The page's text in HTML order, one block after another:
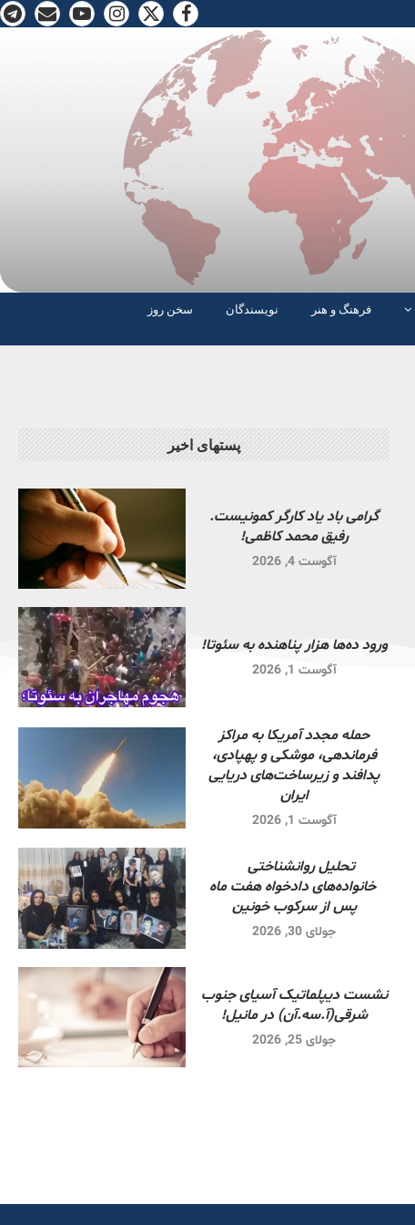
فرهنگ و هنر نویسندگان
سخن روز
پستهای اخیر
گرامی باد یاد کارگر کمونیست.
رفیق محمد کاظمی!
آگوست 4, 2026
ورود ده‌ها هزار پناهنده به سئوتا!
آگوست 1, 2026
حمله مجدد آمریکا به مراکز
فرماندهی، موشکی و پهپادی،
پدافند و زیرساخت‌های دریایی
ایران
آگوست 1, 2026
تحلیل روانشناختی
خانواده‌های دادخواه هفت ماه
پس از سرکوب خونین
جولای 30, 2026
نشست دیپلماتیک آسیای جنوب
شرقی‌(آ.سه.آن) در مانیل!
جولای 25, 2026